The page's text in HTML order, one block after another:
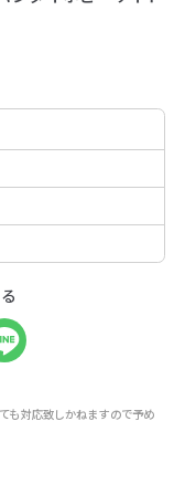
も対応致しかねますので予め